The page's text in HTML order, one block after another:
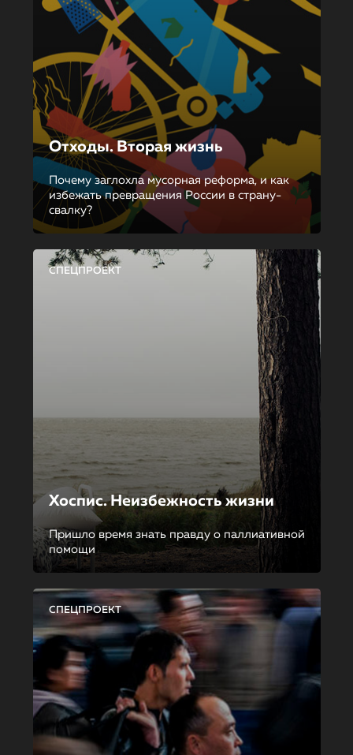
Отходы. Вторая жизнь
Почему заглохла мусорная реформа, и как
избежать превращения России в страну-
свалку?
СПЕЦПРОЕКТ
Хоспис. Неизбежность жизни
Пришло время знать правду о паллиативной
помощи
СПЕЦПРОЕКТ